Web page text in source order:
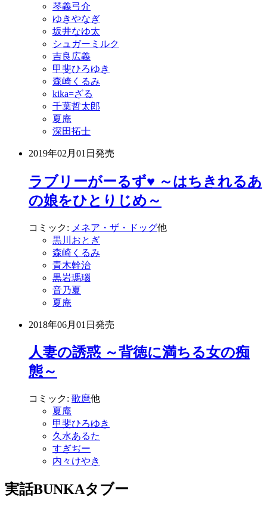
琴義弓介
ゆきやなぎ
坂井なゆ太
シュガーミルク
吉良広義
甲斐ひろゆき
森崎くるみ
kika=ざる
千葉哲太郎
夏庵
深田拓士
2019年02月01日 発売
ラブリーがーるず♥ ～はちきれるあ
の娘をひとりじめ～
コミック: メネア・ザ・ドッグ他
黒川おとぎ
森崎くるみ
青木幹治
黒岩瑪瑙
音乃夏
夏庵
2018年06月01日 発売
人妻の誘惑 ～背徳に満ちる女の痴
態～
コミック: 歌麿他
夏庵
甲斐ひろゆき
久水あるた
すぎぢー
内々けやき
実話BUNKAタブー